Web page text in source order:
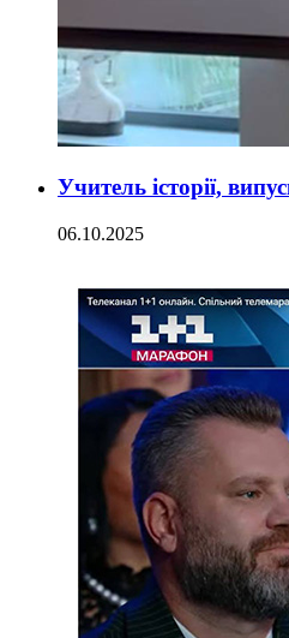
Учитель історії,
06.10.2025